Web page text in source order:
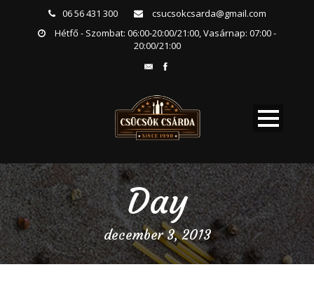
06 56 431 300
csucsokcsarda@gmail.com
Hétfő - Szombat: 06:00-20:00/21:00, Vasárnap: 07:00 -
20:00/21:00
Day
december 3, 2013